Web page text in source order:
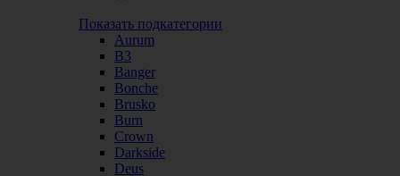
Показать подкатегории
Aurum
B3
Banger
Bonche
Brusko
Burn
Crown
Darkside
Deus